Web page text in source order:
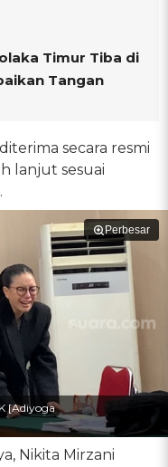
Timur Tiba di
Tangan
secara resmi
lanjut sesuai
Perbesar
[Adiyoga
Nikita Mirzani